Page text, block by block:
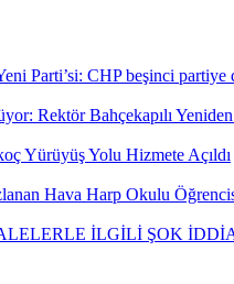
Parti’si: CHP beşinci partiye
Rektör Bahçekapılı
Yürüyüş Yolu Hizmete Açıldı
Hava Harp Okulu
İLGİLİ ŞOK